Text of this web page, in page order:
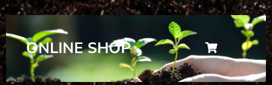
ONLINE SHOP